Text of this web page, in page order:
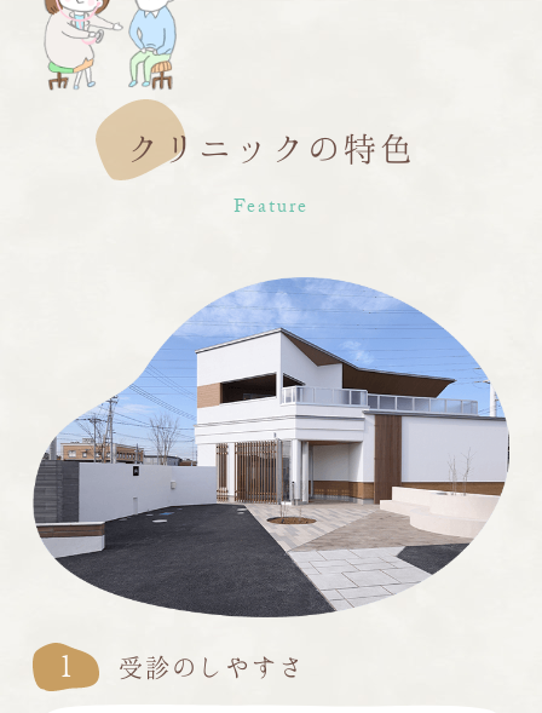
クリニックの特色
Feature
1 受診のしやすさ